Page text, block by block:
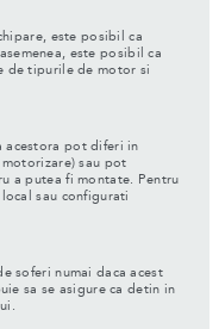
este posibil ca
este posibil ca
de tipurile de motor si
acestora pot diferi in
sau pot
a putea fi montate. Pentru
sau configurati
soferi numai daca acest
sa se asigure ca detin in